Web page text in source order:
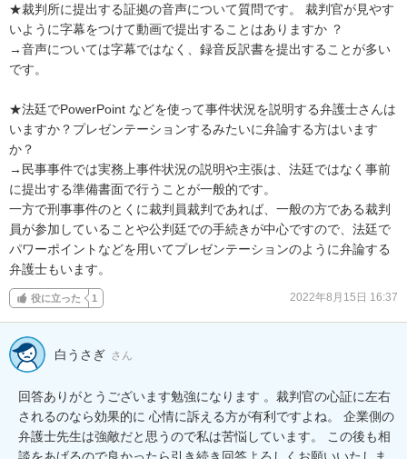
★裁判所に提出する証拠の音声について質問です。 裁判官が見やす
いように字幕をつけて動画で提出することはありますか ？
→音声については字幕ではなく、録音反訳書を提出することが多い
です。
★法廷でPowerPoint などを使って事件状況を説明する弁護士さんは
いますか？プレゼンテーションするみたいに弁論する方はいます
か？
→民事事件では実務上事件状況の説明や主張は、法廷ではなく事前
に提出する準備書面で行うことが一般的です。
一方で刑事事件のとくに裁判員裁判であれば、一般の方である裁判
員が参加していることや公判廷での手続きが中心ですので、法廷で
パワーポイントなどを用いてプレゼンテーションのように弁論する
弁護士もいます。
役に立った 1 2022年8月15日 16:37
白うさぎ さん
回答ありがとうございます勉強になります 。裁判官の心証に左右
されるのなら効果的に 心情に訴える方が有利ですよね。 企業側の
弁護士先生は強敵だと思うので私は苦悩しています。 この後も相
談をあげるので良かったら引き続き回答よろしくお願いいたしま